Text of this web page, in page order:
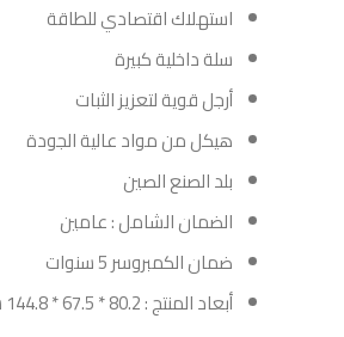
استهلاك اقتصادي للطاقة
سلة داخلية كبيرة
أرجل قوية لتعزيز الثبات
هيكل من مواد عالية الجودة
بلد الصنع الصين
الضمان الشامل : عامين
ضمان الكمبروسر 5 سنوات
أبعاد المنتج : 80.2 * 67.5 * 144.8 سم